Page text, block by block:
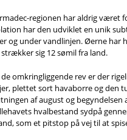
regionen har aldrig været
har den udviklet en unik
og under vandlinjen. Øerne har
sig 12 sømil fra land.
de omkringliggende rev er der
plettet sort havaborre og den
af ​​august og
hvalbestand sydpå
som et pitstop på vej til at